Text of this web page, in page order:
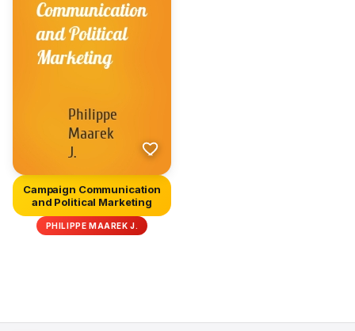
Campaign Communication
and Political Marketing
PHILIPPE MAAREK J.